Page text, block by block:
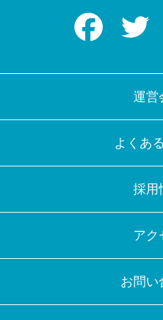
Facebook
運営
よくあ
採用
アク
お問い